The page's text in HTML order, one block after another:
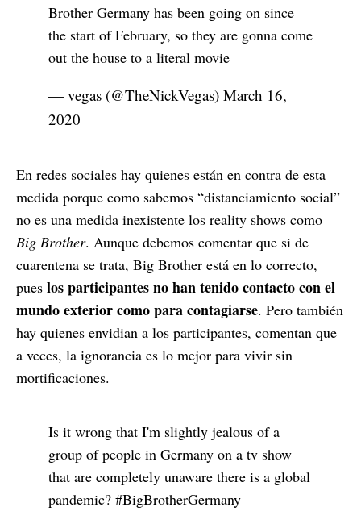
Brother Germany has been going on since
the start of February, so they are gonna come
out the house to a literal movie
— vegas (@TheNickVegas) March 16,
2020
En redes sociales hay quienes están en contra de esta
medida porque como sabemos “distanciamiento social”
no es una medida inexistente los reality shows como
Big Brother. Aunque debemos comentar que si de
cuarentena se trata, Big Brother está en lo correcto,
pues los participantes no han tenido contacto con el
mundo exterior como para contagiarse. Pero también
hay quienes envidian a los participantes, comentan que
a veces, la ignorancia es lo mejor para vivir sin
mortificaciones.
Is it wrong that I'm slightly jealous of a
group of people in Germany on a tv show
that are completely unaware there is a global
pandemic? #BigBrotherGermany